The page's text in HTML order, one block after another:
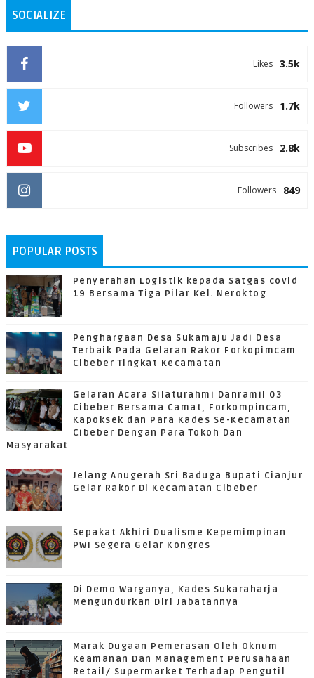
SOCIALIZE
3.5k
Likes
1.7k
Followers
2.8k
Subscribes
849
Followers
POPULAR POSTS
Penyerahan Logistik kepada Satgas covid
19 Bersama Tiga Pilar Kel. Neroktog
Penghargaan Desa Sukamaju Jadi Desa
Terbaik Pada Gelaran Rakor Forkopimcam
Cibeber Tingkat Kecamatan
Gelaran Acara Silaturahmi Danramil 03
Cibeber Bersama Camat, Forkompincam,
Kapoksek dan Para Kades Se-Kecamatan
Cibeber Dengan Para Tokoh Dan
Masyarakat
Jelang Anugerah Sri Baduga Bupati Cianjur
Gelar Rakor Di Kecamatan Cibeber
Sepakat Akhiri Dualisme Kepemimpinan
PWI Segera Gelar Kongres
Di Demo Warganya, Kades Sukaraharja
Mengundurkan Diri Jabatannya
Marak Dugaan Pemerasan Oleh Oknum
Keamanan Dan Management Perusahaan
Retail/ Supermarket Terhadap Pengutil